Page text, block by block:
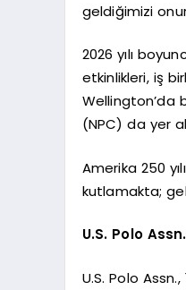
geldiğimizi
2026 yılı
etkinlikleri, iş
Wellington’da
(NPC) da yer
Amerika 250
kutlamakta;
U.S. Polo
U.S. Polo